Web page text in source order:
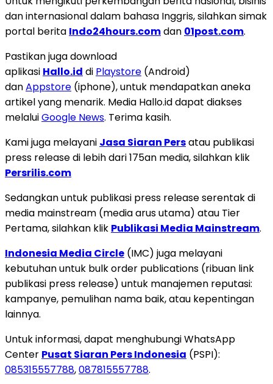
dan internasional dalam bahasa Inggris, silahkan simak
portal berita Indo24hours.comdan 01post.com.
Pastikan juga download
aplikasi Hallo.id di Playstore (Android)
danAppstore (iphone), untuk mendapatkan aneka
artikel yang menarik. Media Hallo.id dapat diakses
melaluiGoogle News. Terima kasih.
Kami juga melayani Jasa Siaran Persatau publikasi
press release di lebih dari 175an media, silahkan klik
Persrilis.com
Sedangkan untuk publikasi press release serentak di
media mainstream (media arus utama) atau Tier
Pertama, silahkan klik Publikasi Media Mainstream.
Indonesia Media Circle (IMC) juga melayani
kebutuhan untuk bulk order publications (ribuan link
publikasi press release) untuk manajemen reputasi:
kampanye, pemulihan nama baik, atau kepentingan
lainnya.
Untuk informasi, dapat menghubungi WhatsApp
Center Pusat Siaran Pers Indonesia (PSPI):
085315557788,087815557788.